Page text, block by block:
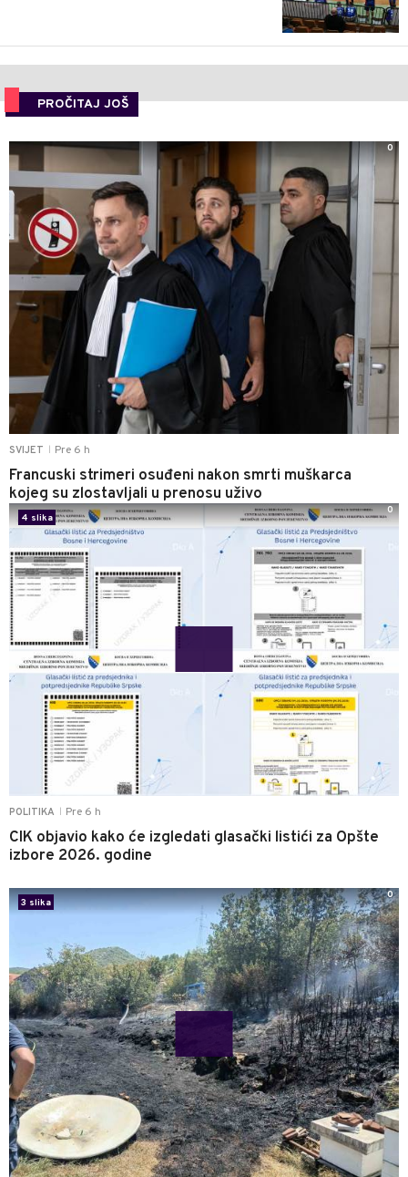
PROČITAJ JOŠ
SVIJET Pre 6 h
Francuski strimeri osuđeni nakon smrti muškarca
kojeg su zlostavljali u prenosu uživo
0
POLITIKA Pre 6 h
CIK objavio kako će izgledati glasački listići za Opšte
izbore 2026. godine
4 slika
0
3 slika
0